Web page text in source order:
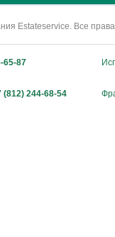
Estateservice. Все
65-87
(812) 244-68-54